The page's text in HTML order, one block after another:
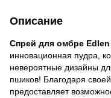
Описание
Спрей для омбре
инновационная пудра,
невероятные дизайны
пшиков! Благодаря
предоставляет